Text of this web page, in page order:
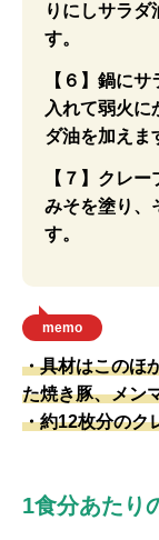
りにしサラダ
す。
【６】鍋に
入れて弱火に
ダ油を加えま
【７】クレ
みそを塗り、
す。
memo
・具材はこのほ
た焼き豚、メン
・約12枚分のク
1食分あたり